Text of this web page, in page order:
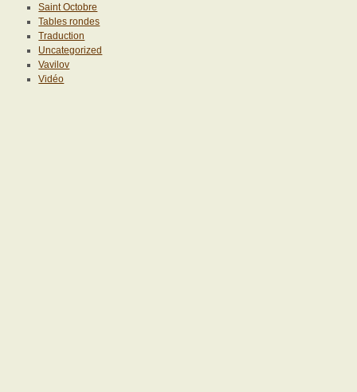
Saint Octobre
Tables rondes
Traduction
Uncategorized
Vavilov
Vidéo